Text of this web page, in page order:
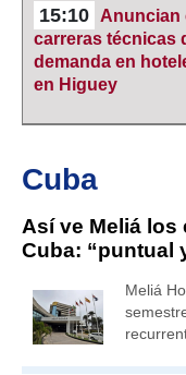
15:10
Anuncian
carreras técnicas
demanda en
en Higuey
Cuba
Así ve Meliá los
Cuba: “puntual
Meliá